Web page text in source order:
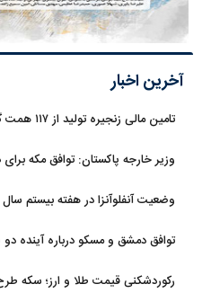
آخرین اخبار
تامین مالی زنجیره تولید از ۱۱۷ همت گذشت
وزیر خارجه پاکستان: توافق مکه
وضعیت آنفلوآنزا در هفته بیستم
توافق دمشق و مسکو درباره آینده دو
رکوردشکنی قیمت طلا و ارز؛ سکه طرح جدید به ۱۸۶